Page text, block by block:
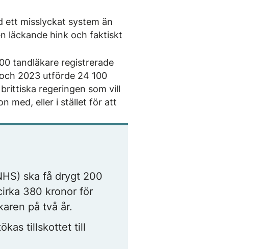
ska få drygt 200
380 kronor för
på två år.
tillskottet till
ett misslyckat system än
läckande hink och faktiskt
tandläkare registrerade
2023 utförde 24 100
regeringen som vill
med, eller i stället för att